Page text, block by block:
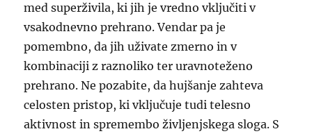
med superživila, ki jih je vredno vključiti v
vsakodnevno prehrano. Vendar pa je
pomembno, da jih uživate zmerno in v
kombinaciji z raznoliko ter uravnoteženo
prehrano. Ne pozabite, da hujšanje zahteva
celosten pristop, ki vključuje tudi telesno
aktivnost in spremembo življenjskega sloga. S